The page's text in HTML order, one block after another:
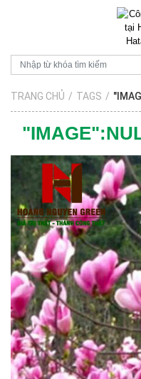
TRANG CHỦ / TAGS /